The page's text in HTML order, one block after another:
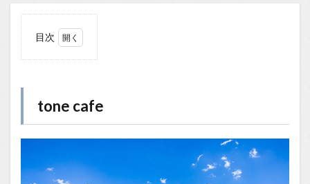
目次
1.1
1.2
Tube
tone cafe